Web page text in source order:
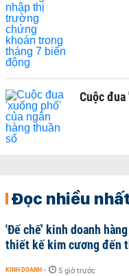
Cuộc
Đọc nhiều
'Đế chế’ kinh doanh
thiết kế kim cương đến
KINH DOANH - 5 giờ trước